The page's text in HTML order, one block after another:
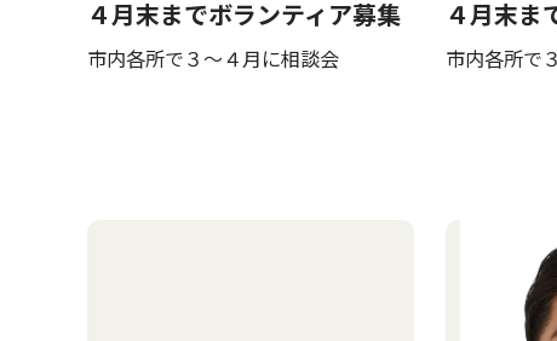
４月末までボランティア募集
市内各所で３〜４月に相談会
４月末ま
市内各所で